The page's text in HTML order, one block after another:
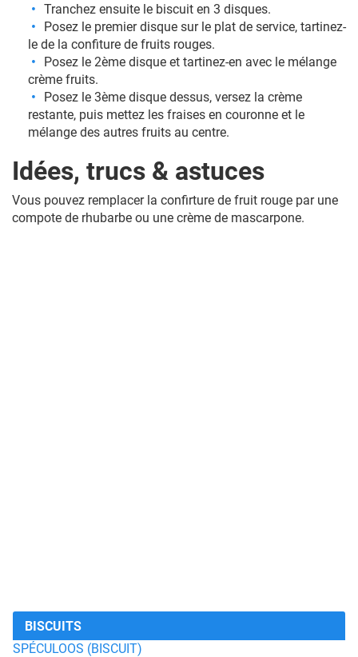
Tranchez ensuite le biscuit en 3 disques.
Posez le premier disque sur le plat de service, tartinez-
le de la confiture de fruits rouges.
Posez le 2ème disque et tartinez-en avec le mélange
crème fruits.
Posez le 3ème disque dessus, versez la crème
restante, puis mettez les fraises en couronne et le
mélange des autres fruits au centre.
Idées, trucs & astuces
Vous pouvez remplacer la confirture de fruit rouge par une
compote de rhubarbe ou une crème de mascarpone.
BISCUITS
SPÉCULOOS (BISCUIT)